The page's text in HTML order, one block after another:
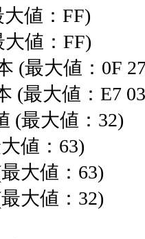
大値：FF)
大値：FF)
(最大値：0F
(最大値：E7
(最大値：32)
値：63)
大値：63)
大値：32)